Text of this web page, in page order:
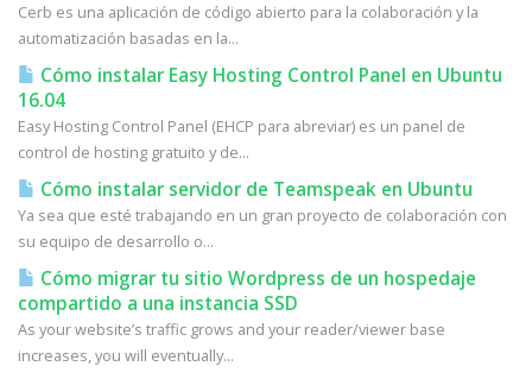
Cerb es una aplicación de código abierto para la colaboración y la
automatización basadas en la...
Cómo instalar Easy Hosting Control Panel en Ubuntu
16.04
Easy Hosting Control Panel (EHCP para abreviar) es un panel de
control de hosting gratuito y de...
Cómo instalar servidor de Teamspeak en Ubuntu
Ya sea que esté trabajando en un gran proyecto de colaboración con
su equipo de desarrollo o...
Cómo migrar tu sitio Wordpress de un hospedaje
compartido a una instancia SSD
As your website’s traffic grows and your reader/viewer base
increases, you will eventually...